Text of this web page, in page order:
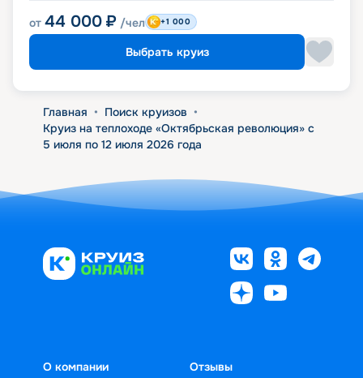
от 44 000 ₽ /чел +1 000
Выбрать круиз
Главная • Поиск круизов •
Круиз на теплоходе «Октябрьская революция» с
5 июля по 12 июля 2026 года
О компании
Отзывы